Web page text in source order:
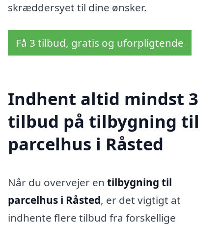
skræddersyet til dine ønsker.
Få 3 tilbud, gratis og uforpligtende
Indhent altid mindst 3
tilbud på tilbygning til
parcelhus i Råsted
Når du overvejer en tilbygning til
parcelhus i Råsted, er det vigtigt at
indhente flere tilbud fra forskellige